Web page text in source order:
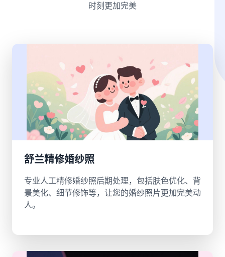
时刻更加完美
舒兰精修婚纱照
专业人工精修婚纱照后期处理，包括肤色优化、背
景美化、细节修饰等，让您的婚纱照片更加完美动
人。